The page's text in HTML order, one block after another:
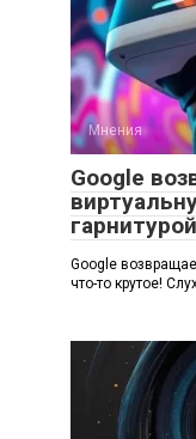
Мнения
Google
гарнитурой
Google
что-то крутое!